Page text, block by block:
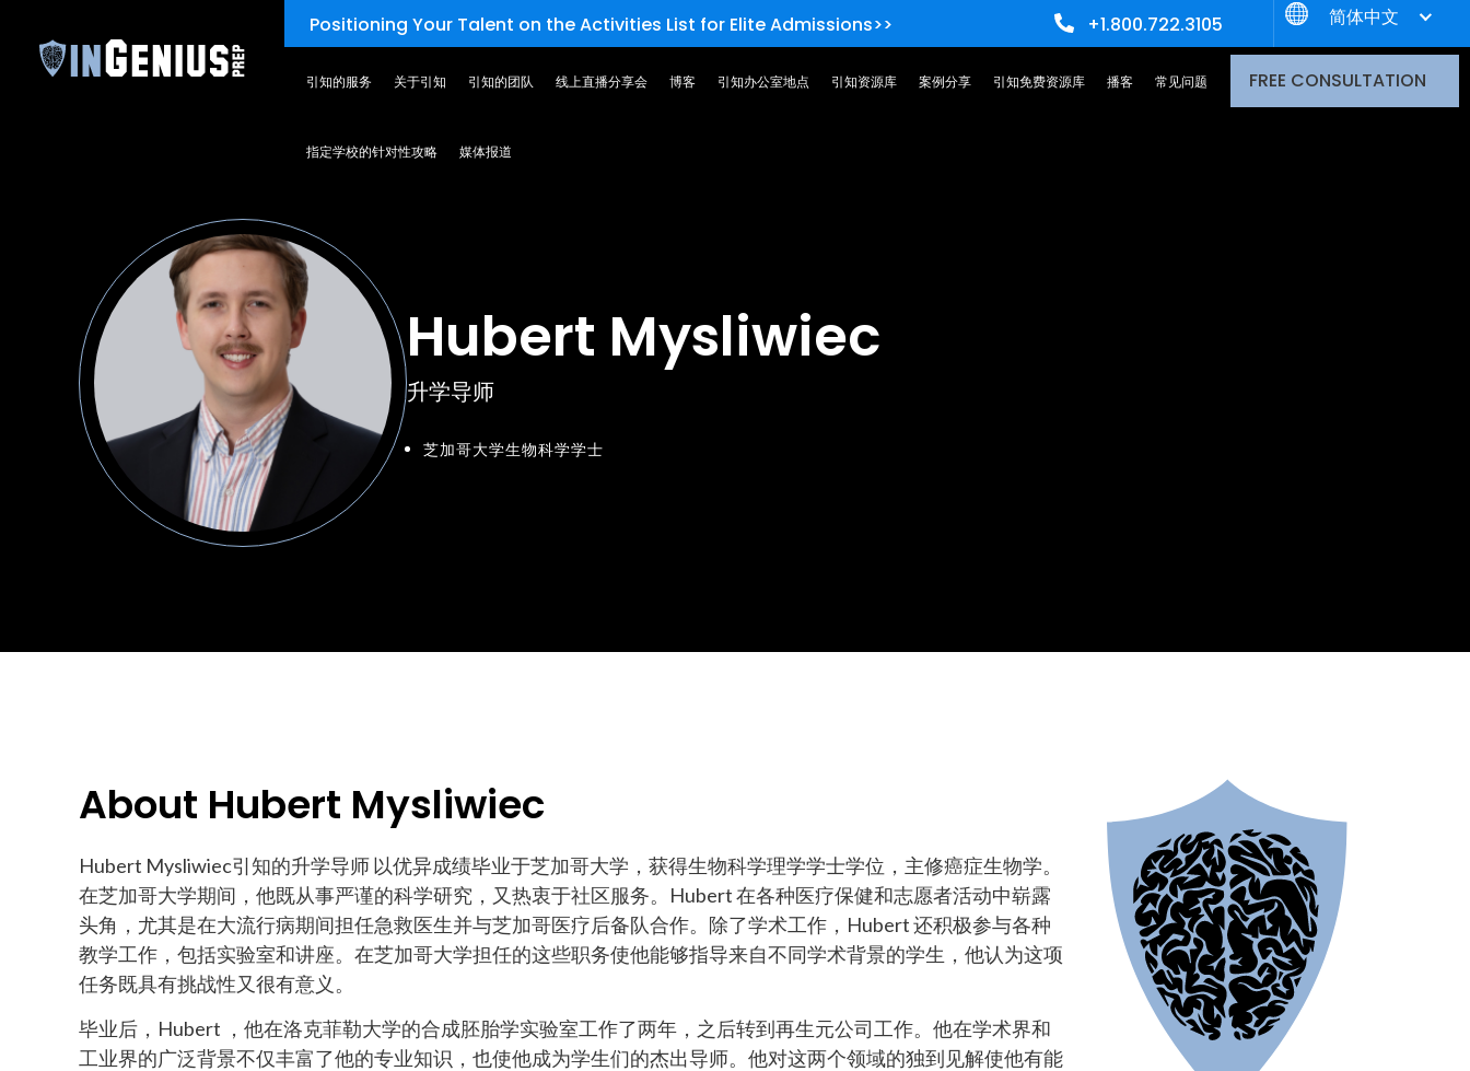
Positioning Your Talent on the Activities List for Elite Admissions>> +1.800.722.3105 简体中文
引知的服务 关于引知 引知的团队 线上直播分享会 博客 引知办公室地点 引知资源库 案例分享 引知免费资源库 播客 常见问题
指定学校的针对性攻略 媒体报道
FREE CONSULTATION
Hubert Mysliwiec
升学导师
芝加哥大学生物科学学士
About Hubert Mysliwiec
Hubert Mysliwiec引知的升学导师 以优异成绩毕业于芝加哥大学，获得生物科学理学学士学位，主修癌症生物学。
在芝加哥大学期间，他既从事严谨的科学研究，又热衷于社区服务。Hubert 在各种医疗保健和志愿者活动中崭露
头角，尤其是在大流行病期间担任急救医生并与芝加哥医疗后备队合作。除了学术工作，Hubert 还积极参与各种
教学工作，包括实验室和讲座。在芝加哥大学担任的这些职务使他能够指导来自不同学术背景的学生，他认为这项
任务既具有挑战性又很有意义。
毕业后，Hubert ，他在洛克菲勒大学的合成胚胎学实验室工作了两年，之后转到再生元公司工作。他在学术界和
工业界的广泛背景不仅丰富了他的专业知识，也使他成为学生们的杰出导师。他对这两个领域的独到见解使他有能